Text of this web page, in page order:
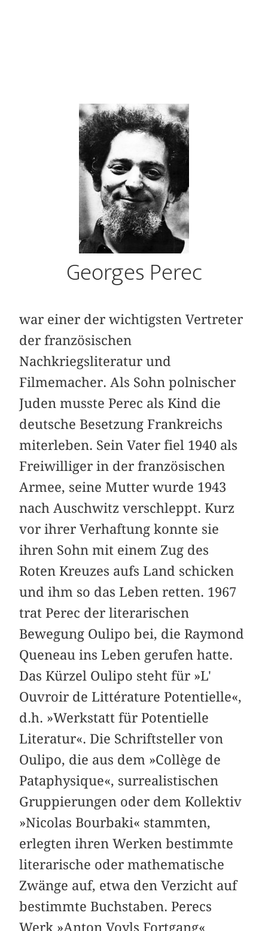
Georges Perec
war einer der wichtigsten Vertreter
der französischen
Nachkriegsliteratur und
Filmemacher. Als Sohn polnischer
Juden musste Perec als Kind die
deutsche Besetzung Frankreichs
miterleben. Sein Vater fiel 1940 als
Freiwilliger in der französischen
Armee, seine Mutter wurde 1943
nach Auschwitz verschleppt. Kurz
vor ihrer Verhaftung konnte sie
ihren Sohn mit einem Zug des
Roten Kreuzes aufs Land schicken
und ihm so das Leben retten. 1967
trat Perec der literarischen
Bewegung Oulipo bei, die Raymond
Queneau ins Leben gerufen hatte.
Das Kürzel Oulipo steht für »L'
Ouvroir de Littérature Potentielle«,
d.h. »Werkstatt für Potentielle
Literatur«. Die Schriftsteller von
Oulipo, die aus dem »Collège de
Pataphysique«, surrealistischen
Gruppierungen oder dem Kollektiv
»Nicolas Bourbaki« stammten,
erlegten ihren Werken bestimmte
literarische oder mathematische
Zwänge auf, etwa den Verzicht auf
bestimmte Buchstaben. Perecs
Werk »Anton Voyls Fortgang«